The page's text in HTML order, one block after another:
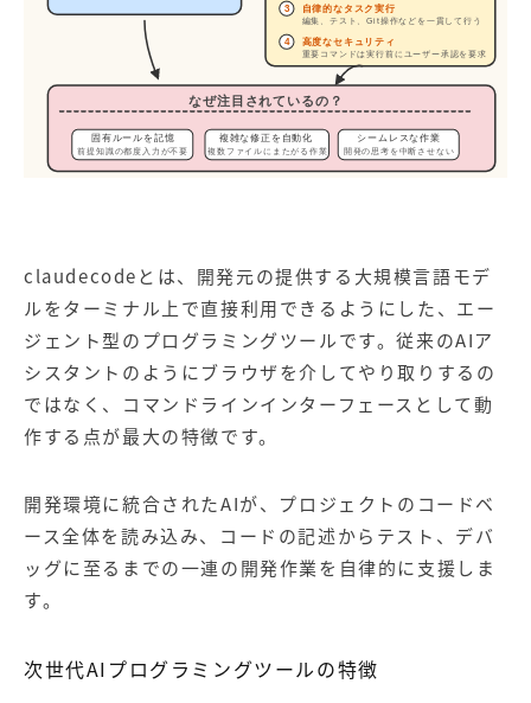
3 自律的なタスク実行
編集、テスト、Git操作などを一貫して行う
4 高度なセキュリティ
重要コマンドは実行前にユーザー承認を要求
なぜ注目されているの？
固有ルールを記憶
前提知識の都度入力が不要
複雑な修正を自動化
複数ファイルにまたがる作業
シームレスな作業
開発の思考を中断させない
claudecodeとは、開発元の提供する大規模言語モデ
ルをターミナル上で直接利用できるようにした、エー
ジェント型のプログラミングツールです。従来のAIア
シスタントのようにブラウザを介してやり取りするの
ではなく、コマンドラインインターフェースとして動
作する点が最大の特徴です。
開発環境に統合されたAIが、プロジェクトのコードベ
ース全体を読み込み、コードの記述からテスト、デバ
ッグに至るまでの一連の開発作業を自律的に支援しま
す。
次世代AIプログラミングツールの特徴